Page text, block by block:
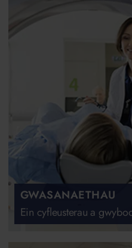
GWASANAETHAU
Ein cyfleusterau a